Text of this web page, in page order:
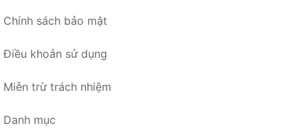
Chính sách bảo mật
Điều khoản sử dụng
Miễn trừ trách nhiệm
Danh mục